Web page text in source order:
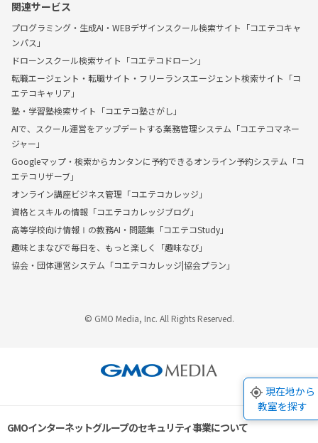
現在地から
教室を探す
関連サービス
プログラミング・生成AI・WEBデザインスクール検索サイト「コエテコキャ
ンパス」
ドローンスクール検索サイト「コエテコドローン」
転職エージェント・転職サイト・フリーランスエージェント検索サイト「コ
エテコキャリア」
塾・学習塾検索サイト「コエテコ塾さがし」
AIで、スクール運営をアップデートする業務管理システム「コエテコマネー
ジャー」
Googleマップ・検索からカンタンに予約できるオンライン予約システム「コ
エテコリザーブ」
オンライン講座ビジネス管理「コエテコカレッジ」
資格とスキルの情報「コエテコカレッジブログ」
高等学校向け情報Ⅰの教務AI・問題集「コエテコStudy」
趣味とまなびで毎日を、もっと楽しく「趣味なび」
協会・団体運営システム「コエテコカレッジ|協会プラン」
© GMO Media, Inc. All Rights Reserved.
GMOインターネットグループのセキュリティ事業について